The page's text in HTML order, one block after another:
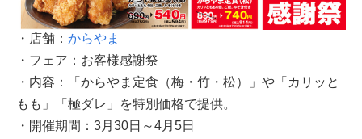
・店舗： からやま
・フェア：お客様感謝祭
・内容：「からやま定食（梅・竹・松）」や「カリッと
もも」「極ダレ」を特別価格で提供。
・開催期間：3月30日～4月5日